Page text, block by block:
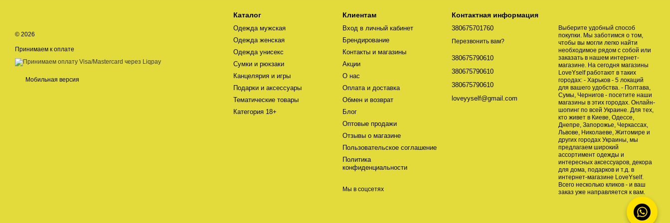
© 2026
Принимаем к оплате
Мобильная версия
Каталог
Одежда мужская
Одежда женская
Одежда унисекс
Сумки и рюкзаки
Канцелярия и игры
Подарки и аксессуары
Тематические товары
Категория 18+
Клиентам
Вход в личный кабинет
Брендирование
Контакты и магазины
Акции
О нас
Оплата и доставка
Обмен и возврат
Блог
Оптовые продажи
Отзывы о магазине
Пользовательское соглашение
Политика
конфиденциальности
Мы в соцсетях
Контактная информация
380675701760
Перезвонить вам?
380675790610
380675790610
380675790610
loveyyself@gmail.com
Выберите удобный способ
покупки. Мы заботимся о том,
чтобы вы могли легко найти
необходимое рядом с собой или
заказать в нашем интернет-
магазине. На сегодня магазины
LoveYself работают в таких
городах: - Харьков - 5 локаций
для вашего удобства. - Полтава,
Сумы, Чернигов - посетите наши
магазины в этих городах. Онлайн-
шопинг по всей Украине. Для тех,
кто живет в Киеве, Одессе,
Днепре, Запорожье, Черкассах,
Львове, Николаеве, Житомире и
других городах Украины, мы
предлагаем широкий
ассортимент одежды и
интересных аксессуаров, декора
для дома, подарков и т.д. в
интернет-магазине LoveYself.
Всего несколько кликов - и ваш
заказ уже направляется к вам.